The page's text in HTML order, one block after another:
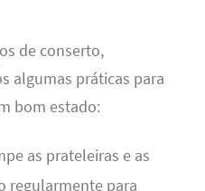
de conserto,
algumas práticas para
bom estado:
as prateleiras e as
regularmente para